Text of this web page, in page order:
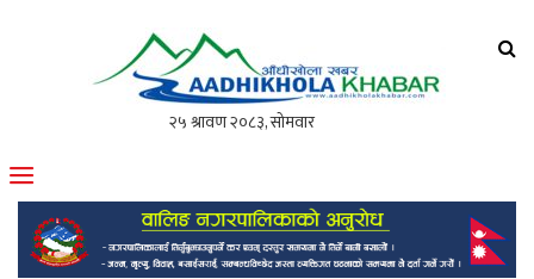
मोफसलकै लोकप्रिय अनलाइन पत्रिका